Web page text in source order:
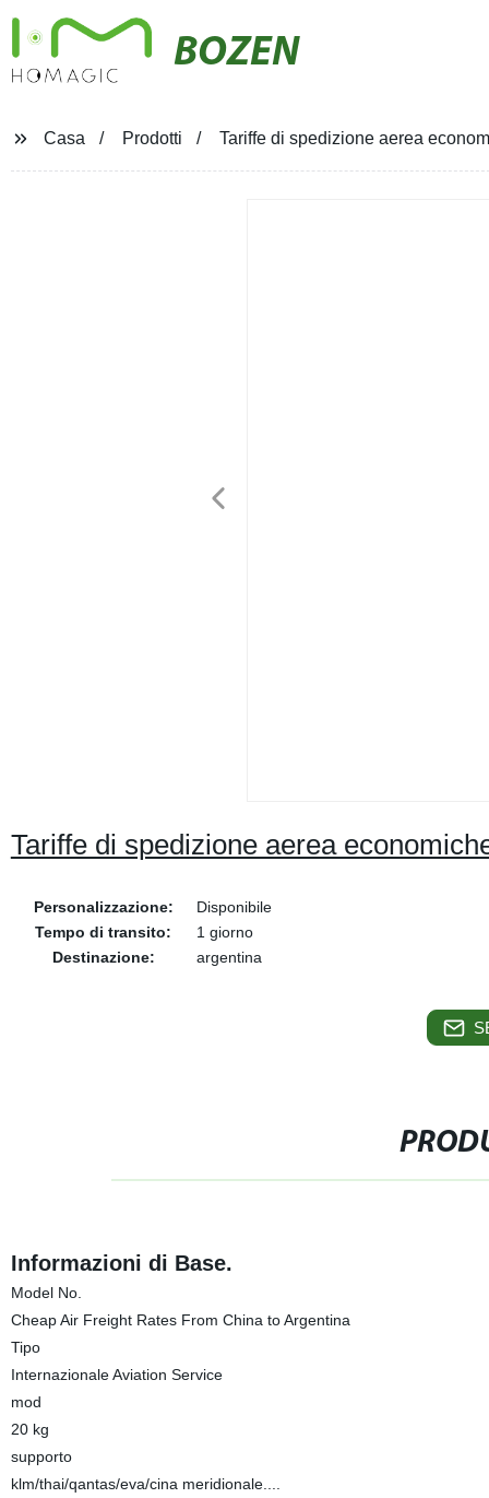
BOZEN
Casa Prodotti Tariffe di spedizione aerea
Tariffe di spedizione aerea
Personalizzazione:
Disponibile
Tempo di transito:
1 giorno
Destinazione:
argentina
Informazioni di Base.
Model No.
Cheap Air Freight Rates From China to Argentina
Tipo
Internazionale Aviation Service
mod
20 kg
supporto
klm/thai/qantas/eva/cina meridionale....